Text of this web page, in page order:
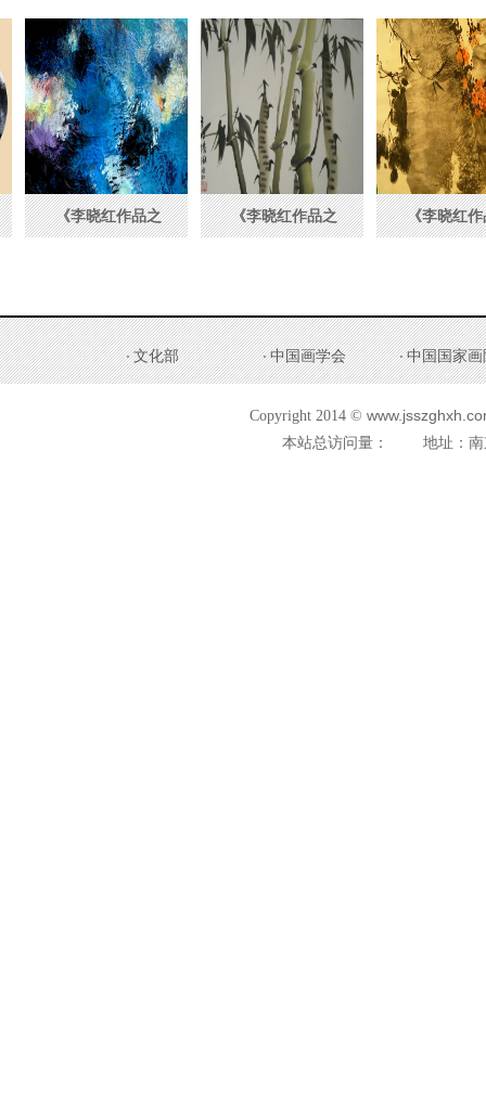
《李晓红作品之 《李晓红作品之 《李晓红作
文化部 中国画学会 中国国家画
Copyright 2014 ©
本站总访问量： 地址：南